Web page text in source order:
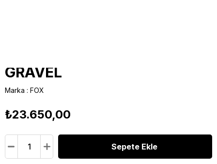
GRAVEL
Marka : FOX
₺23.650,00